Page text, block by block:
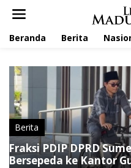
Beranda Berita
Berita
Bupati-Wabup
ke Rumah Dinas,